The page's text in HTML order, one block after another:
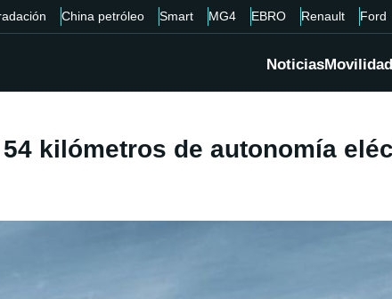
China petróleo Smart MG4 EBRO Renault Ford
NoticiasMovilidad
kilómetros de autonomía